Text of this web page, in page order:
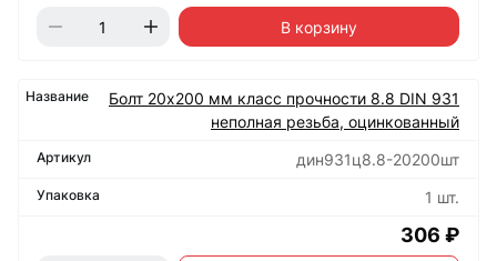
В корзину
Болт 20х200 мм класс прочности 8.8 DIN 931
неполная резьба, оцинкованный
дин931ц8.8-20200шт
1 шт.
306 ₽